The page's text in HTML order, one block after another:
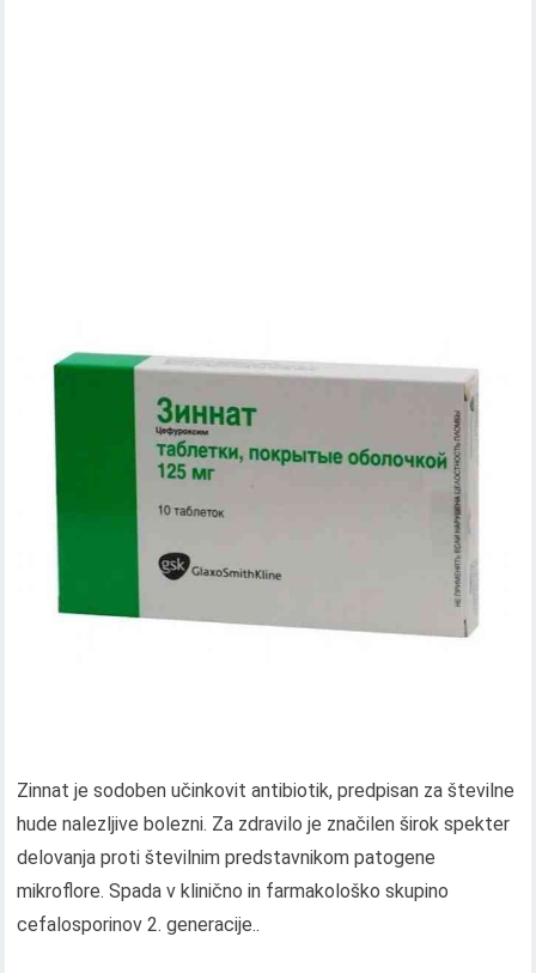
Zinnat je sodoben učinkovit antibiotik, predpisan za številne
hude nalezljive bolezni. Za zdravilo je značilen širok spekter
delovanja proti številnim predstavnikom patogene
mikroflore. Spada v klinično in farmakološko skupino
cefalosporinov 2. generacije..